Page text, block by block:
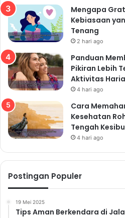
Mengapa
Kebiasaan
Tenang
2 hari ago
Panduan
Pikiran Lebih
Aktivitas
4 hari ago
Cara
Kesehatan
Tengah
4 hari ago
Postingan Populer
19 Mei 2025
Tips Aman Berkendara di